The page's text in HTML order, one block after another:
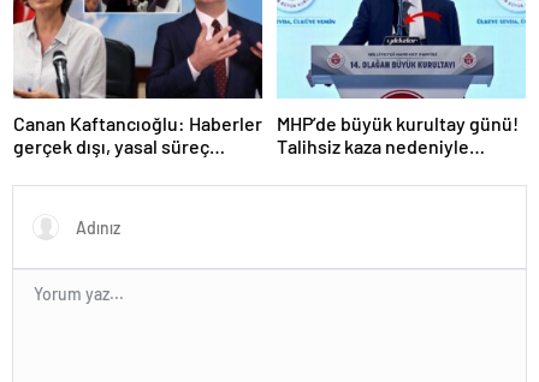
Canan Kaftancıoğlu: Haberler
gerçek dışı, yasal süreç
MHP’de büyük kurultay günü!
Talihsiz kaza nedeniyle
Bahçeli, İmamoğlu’nu hedef